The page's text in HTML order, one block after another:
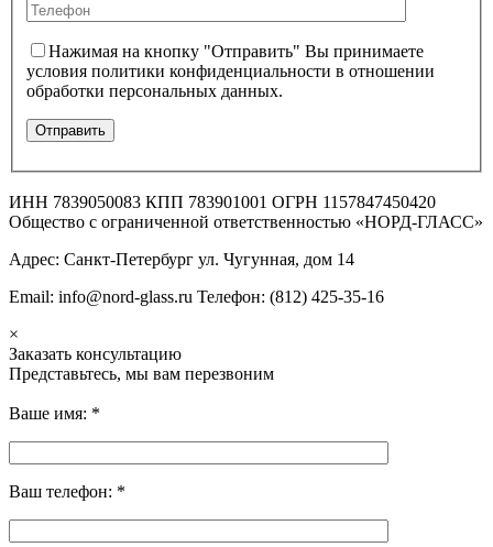
Нажимая на кнопку "Отправить" Вы принимаете
условия политики конфиденциальности в отношении
обработки персональных данных.
ИНН 7839050083 КПП 783901001 ОГРН 1157847450420
Общество с ограниченной ответственностью «НОРД-ГЛАСС»
Адрес: Санкт-Петербург ул. Чугунная, дом 14
Email: info@nord-glass.ru Телефон: (812) 425-35-16
×
Заказать консультацию
Представьтесь, мы вам перезвоним
Ваше имя: *
Ваш телефон: *